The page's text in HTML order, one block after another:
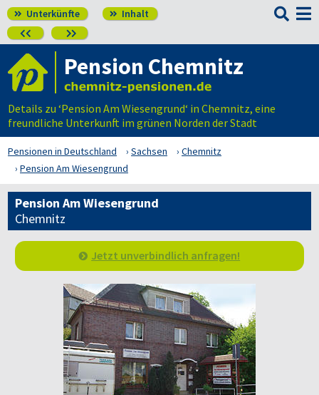
 Unterkünfte  Inhalt
 

Pension Chemnitz
Details zu ‘Pension Am Wiesengrund‘ in Chemnitz, eine
freundliche Unterkunft im grünen Norden der Stadt
Pensionen in Deutschland Sachsen
Chemnitz
Pension Am Wiesengrund
Pension Am Wiesengrund
Chemnitz
Jetzt unverbindlich anfragen!